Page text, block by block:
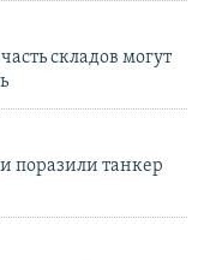
складов могут
поразили танкер